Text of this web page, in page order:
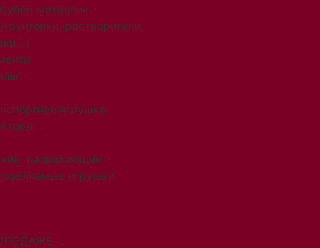
металлик
растворители,
игрушка
развивающие
игрушки